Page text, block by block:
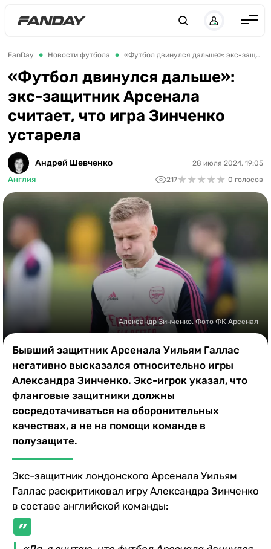
Англия
Испания
Германия
Италия
Франция
Украина
ЛЧ
ЧЕ-2028
Букмекеры
Казино
FanDay Новости футбола «Футбол двинулся дальше»: экс-защитник Арсенала считает, что игра Зинченко устарела
«Футбол двинулся дальше»:
экс-защитник Арсенала
считает, что игра Зинченко
устарела
Андрей Шевченко
Англия
28 июля 2024, 19:05
217★★★★★
★★★★★ 0 голосов
Александр Зинченко. Фото ФК Арсенал
Бывший защитник Арсенала Уильям Галлас
негативно высказался относительно игры
Александра Зинченко. Экс-игрок указал, что
фланговые защитники должны
сосредотачиваться на оборонительных
качествах, а не на помощи команде в
полузащите.
Экс-защитник лондонского Арсенала Уильям
Галлас раскритиковал игру Александра Зинченко
в составе английской команды: